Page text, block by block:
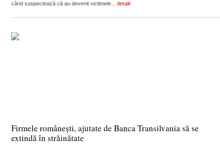
când suspectează că au devenit victimele... detalii
Firmele românești, ajutate de Banca Transilvania să se
extindă în străinătate